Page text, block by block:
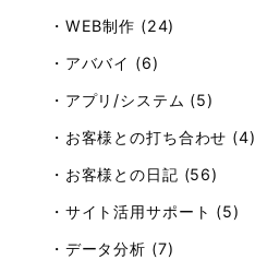
・WEB制作 (24)
・アババイ (6)
・アプリ/システム (5)
・お客様との打ち合わせ (4)
・お客様との日記 (56)
・サイト活用サポート (5)
・データ分析 (7)